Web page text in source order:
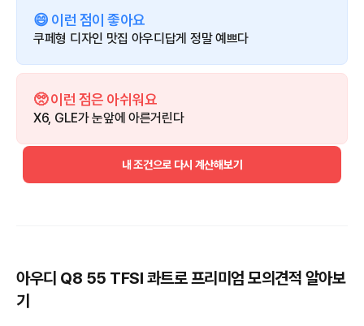
😄 이런 점이 좋아요
쿠페형 디자인 맛집 아우디답게 정말 예쁘다
🥺 이런 점은 아쉬워요
X6, GLE가 눈앞에 아른거린다
내 조건으로 다시 계산해보기
아우디 Q8 55 TFSI 콰트로 프리미엄 모의견적 알아보
기